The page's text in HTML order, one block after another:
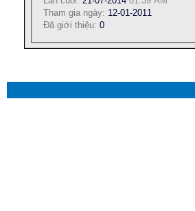
Tham gia ngày: 12-01-2011
Ðã giới thiệu: 0